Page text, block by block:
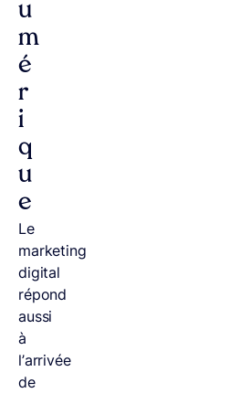
u
m
é
r
i
q
u
e
Le
marketing
digital
répond
aussi
à
l’arrivée
de